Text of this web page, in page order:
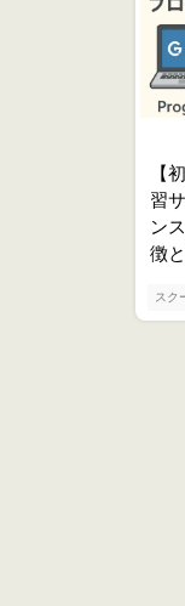
スク
【
習
ン
徴